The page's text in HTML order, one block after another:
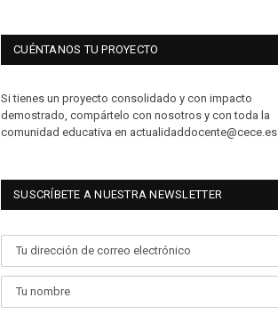
CUÉNTANOS TU PROYECTO
Si tienes un proyecto consolidado y con impacto
demostrado, compártelo con nosotros y con toda la
comunidad educativa en actualidaddocente@cece.es
SUSCRÍBETE A NUESTRA NEWSLETTER